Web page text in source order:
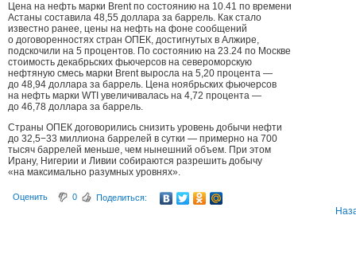
Цена на нефть марки Brent по состоянию на 10.41 по времени
Астаны составила 48,55 доллара за баррель. Как стало
известно ранее, цены на нефть на фоне сообщений
о договоренностях стран ОПЕК, достигнутых в Алжире,
подскочили на 5 процентов. По состоянию на 23.24 по Москве
стоимость декабрьских фьючерсов на североморскую
нефтяную смесь марки Brent выросла на 5,20 процента —
до 48,94 доллара за баррель. Цена ноябрьских фьючерсов
на нефть марки WTI увеличивалась на 4,72 процента —
до 46,78 доллара за баррель.
Страны ОПЕК договорились снизить уровень добычи нефти
до 32,5−33 миллиона баррелей в сутки — примерно на 700
тысяч баррелей меньше, чем нынешний объем. При этом
Ирану, Нигерии и Ливии собираются разрешить добычу
«на максимально разумных уровнях».
Оценить 0 Поделиться: